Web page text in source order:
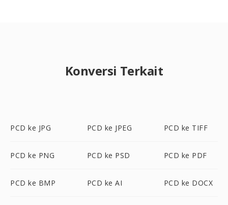
Konversi Terkait
PCD ke JPG PCD ke JPEG PCD ke TIFF
PCD ke PNG PCD ke PSD PCD ke PDF
PCD ke BMP PCD ke AI PCD ke DOCX